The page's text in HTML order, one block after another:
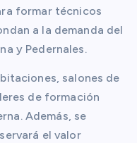
formar técnicos
a la demanda del
y Pedernales.
salones de
de formación
Además, se
el valor